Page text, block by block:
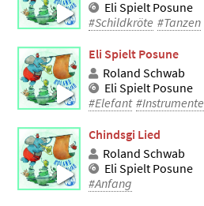
Eli Spielt Posune
#Schildkröte #Tanzen
Eli Spielt Posune
Roland Schwab
Eli Spielt Posune
#Elefant #Instrumente
Chindsgi Lied
Roland Schwab
Eli Spielt Posune
#Anfang